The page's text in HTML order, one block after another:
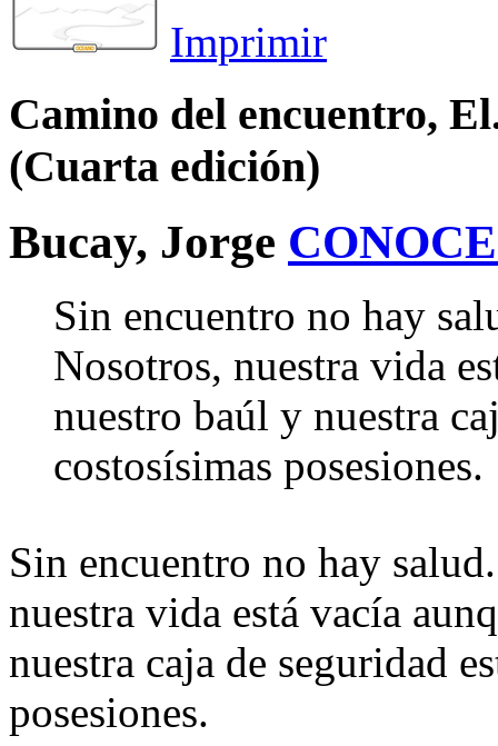
Imprimir
Camino del encuentro,
(Cuarta edición)
Bucay, Jorge
Sin encuentro no hay
Nosotros, nuestra vida
nuestro baúl y nuestra
costosísimas posesiones.
Sin encuentro no hay
nuestra vida está vacía
nuestra caja de seguridad
posesiones.